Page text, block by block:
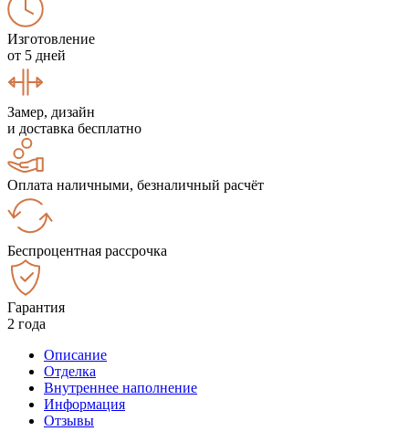
Изготовление
от 5 дней
Замер, дизайн
и доставка бесплатно
Оплата наличными, безналичный расчёт
Беспроцентная рассрочка
Гарантия
2 года
Описание
Отделка
Внутреннее наполнение
Информация
Отзывы